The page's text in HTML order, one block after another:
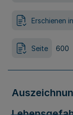
Erschienen in
Seite 600